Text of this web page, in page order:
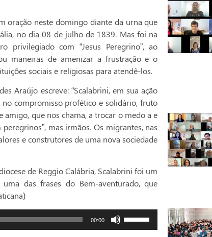
oração neste domingo diante da urna que
no dia 08 de julho de 1839. Mas foi na
privilegiado com “Jesus Peregrino”, ao
maneiras de amenizar a frustração e o
sociais e religiosas para atendê-los.
Araújo escreve: “Scalabrini, em sua ação
compromisso profético e solidário, fruto
que nos chama, a trocar o medo a e
mas irmãos. Os migrantes, nas
e construtores de uma nova sociedade
de Reggio Calábria, Scalabrini foi um
das frases do Bem-aventurado, que
00:00